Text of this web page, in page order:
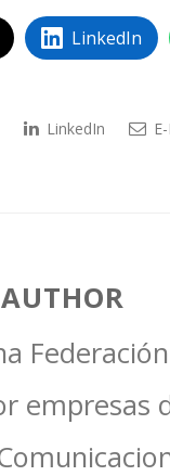
LinkedIn
LinkedIn
empresas